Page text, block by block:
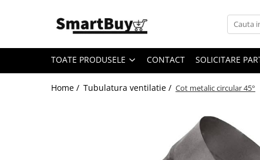
Toate Produsele
Aer ConditionatTOATE PRODUSELE CONTACT SOLICITARE
Home / Tubulatura ventilatie / Cot metalic circular 45°